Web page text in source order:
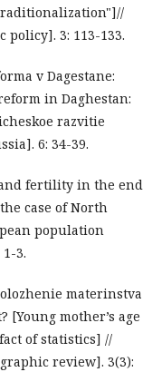
policy]. 3: 113-133.
v Dagestane:
in Daghestan:
razvitie
6: 34-39.
and fertility in the end
case of North
population
3.
materinstva
[Young mother’s age
of statistics] //
review]. 3(3):